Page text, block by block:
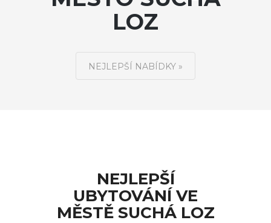
LOZ
NEJLEPŠÍ NABÍDKY »
NEJLEPŠÍ
UBYTOVÁNÍ VE
MĚSTĚ SUCHÁ LOZ